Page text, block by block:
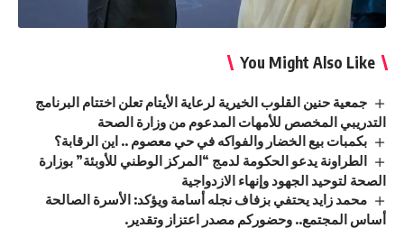
You Might Also Like
جمعية حنين القلوب الخيرية لرعاية الأيتام تعلن اختتام البرنامج
التدريبي المخصص للأمهات المدعوم من وزارة الصحة
بكمبات بيع الخضار والفواكه في حي معصوم .. اين الرقابة؟
الطراونة يدعو الحكومة لدمج “المركز الوطني للأوبئة” بوزارة
الصحة لتوحيد الجهود وإنهاء الازدواجية
محمد زايد يحتفي بزفاف نجله أسامة ويؤكد: الأسرة الصالحة
أساس المجتمع.. وحضوركم مصدر اعتزاز وتقدير.